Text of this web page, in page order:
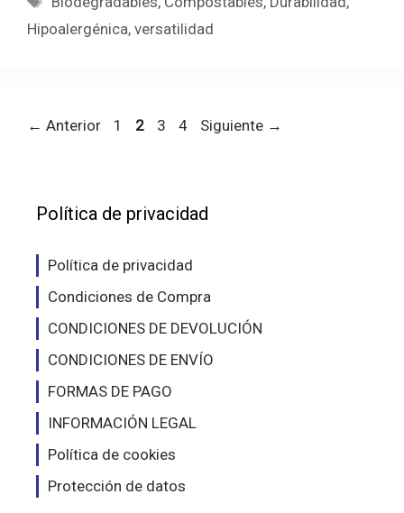
Hipoalergénica, versatilidad
← Anterior Página
1 Página
2 Página
3 Página
4 Siguiente →
Política de privacidad
Política de privacidad
Condiciones de Compra
CONDICIONES DE DEVOLUCIÓN
CONDICIONES DE ENVÍO
FORMAS DE PAGO
INFORMACIÓN LEGAL
Política de cookies
Protección de datos